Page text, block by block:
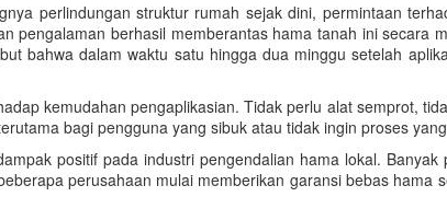
perlindungan struktur rumah sejak dini, permintaan
pengalaman berhasil memberantas hama tanah ini secara
bahwa dalam waktu satu hingga dua minggu setelah
kemudahan pengaplikasian. Tidak perlu alat semprot,
bagi pengguna yang sibuk atau tidak ingin proses
positif pada industri pengendalian hama lokal.
perusahaan mulai memberikan garansi bebas hama